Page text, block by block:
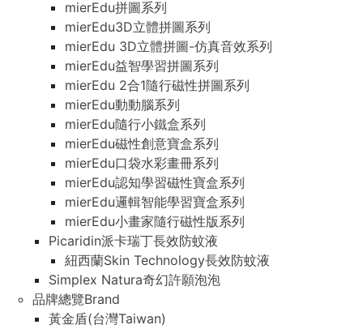
mierEdu拼圖系列
mierEdu3D立體拼圖系列
mierEdu 3D立體拼圖-仿真音效系列
mierEdu益智學習拼圖系列
mierEdu 2合1隨行磁性拼圖系列
mierEdu動動腦系列
mierEdu隨行小鐵盒系列
mierEdu磁性創意寶盒系列
mierEdu口袋水彩畫冊系列
mierEdu認知學習磁性寶盒系列
mierEdu邏輯智能學習寶盒系列
mierEdu小畫家隨行磁性版系列
Picaridin派卡瑞丁長效防蚊液
紐西蘭Skin Technology長效防蚊液
Simplex Natura奇幻許願泡泡
品牌總覽Brand
黃金盾(台灣Taiwan)